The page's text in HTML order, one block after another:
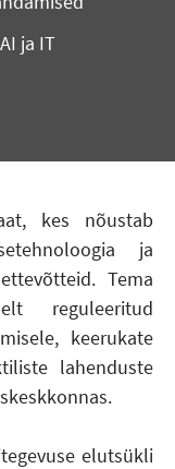
ja IT
kes nõustab
ja
Tema
reguleeritud
keerukate
lahenduste
elutsükli